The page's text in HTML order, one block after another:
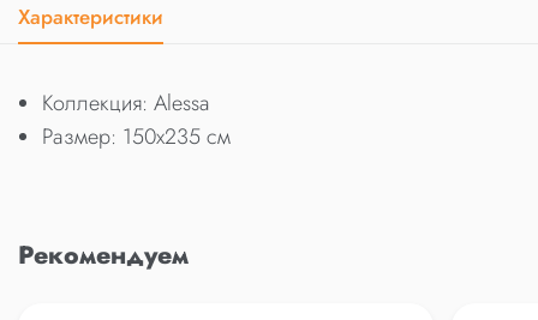
Характеристики
Коллекция: Alessa
Размер: 150x235 см
Рекомендуем